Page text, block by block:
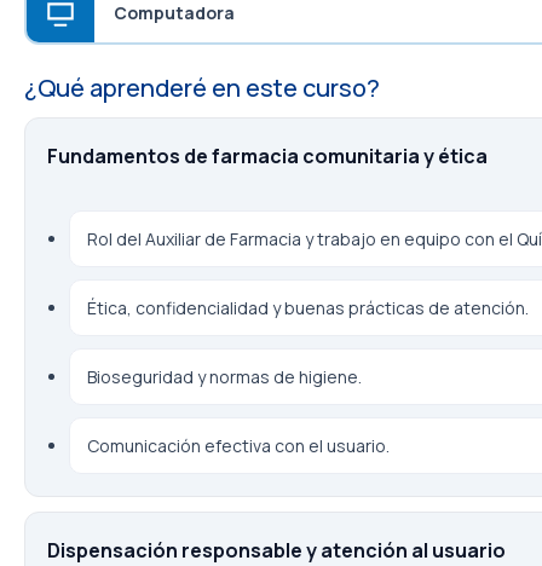
Computadora
¿Qué aprenderé en este curso?
Fundamentos de farmacia comunitaria y ética
Rol del Auxiliar de Farmacia y trabajo en equipo con el
Ética, confidencialidad y buenas prácticas de atención.
Bioseguridad y normas de higiene.
Comunicación efectiva con el usuario.
Dispensación responsable y atención al usuario